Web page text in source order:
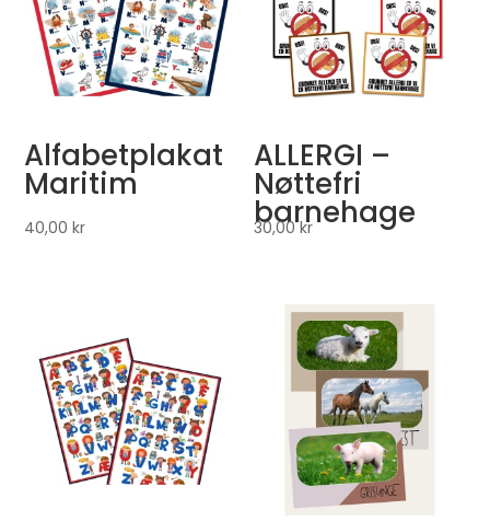
Alfabetplakat
Maritim
40,00kr
ALLERGI –
Nøttefri
barnehage
30,00kr